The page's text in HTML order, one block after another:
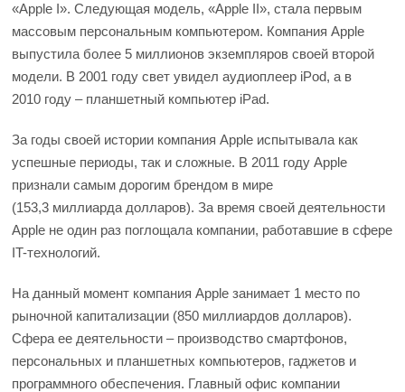
«Apple I». Следующая модель, «Apple II», стала первым
массовым персональным компьютером. Компания Apple
выпустила более 5 миллионов экземпляров своей второй
модели. В 2001 году свет увидел аудиоплеер iPod, а в
2010 году – планшетный компьютер iPad.
За годы своей истории компания Apple испытывала как
успешные периоды, так и сложные. В 2011 году Apple
признали самым дорогим брендом в мире
(153,3 миллиарда долларов). За время своей деятельности
Apple не один раз поглощала компании, работавшие в сфере
IT-технологий.
На данный момент компания Apple занимает 1 место по
рыночной капитализации (850 миллиардов долларов).
Сфера ее деятельности – производство смартфонов,
персональных и планшетных компьютеров, гаджетов и
программного обеспечения. Главный офис компании